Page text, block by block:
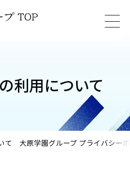
利用について
て 大原学園グループ プライバシー